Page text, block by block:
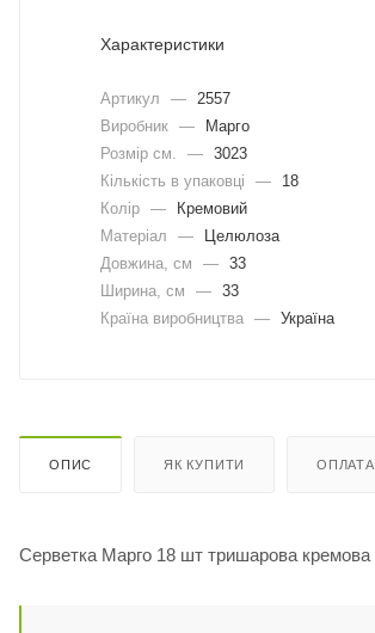
Характеристики
Артикул —
2557
Виробник —
Марго
Розмір см.
— 3023
Кількість в упаковці
—
18
Колір —
Кремовий
Матеріал
—
Целюлоза
Довжина, cм
— 33
Ширина, cм
— 33
Країна виробництва — Україна
ОПИС ЯК КУПИТИ ОПЛАТА
Серветка Марго 18 шт тришарова кремова